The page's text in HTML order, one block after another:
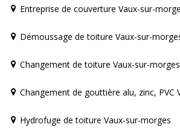
Entreprise de couverture Vaux-sur-
Démoussage de toiture Vaux-sur-
Changement de toiture Vaux-sur-morges
Changement de gouttière alu, zinc, PVC
Hydrofuge de toiture Vaux-sur-morges